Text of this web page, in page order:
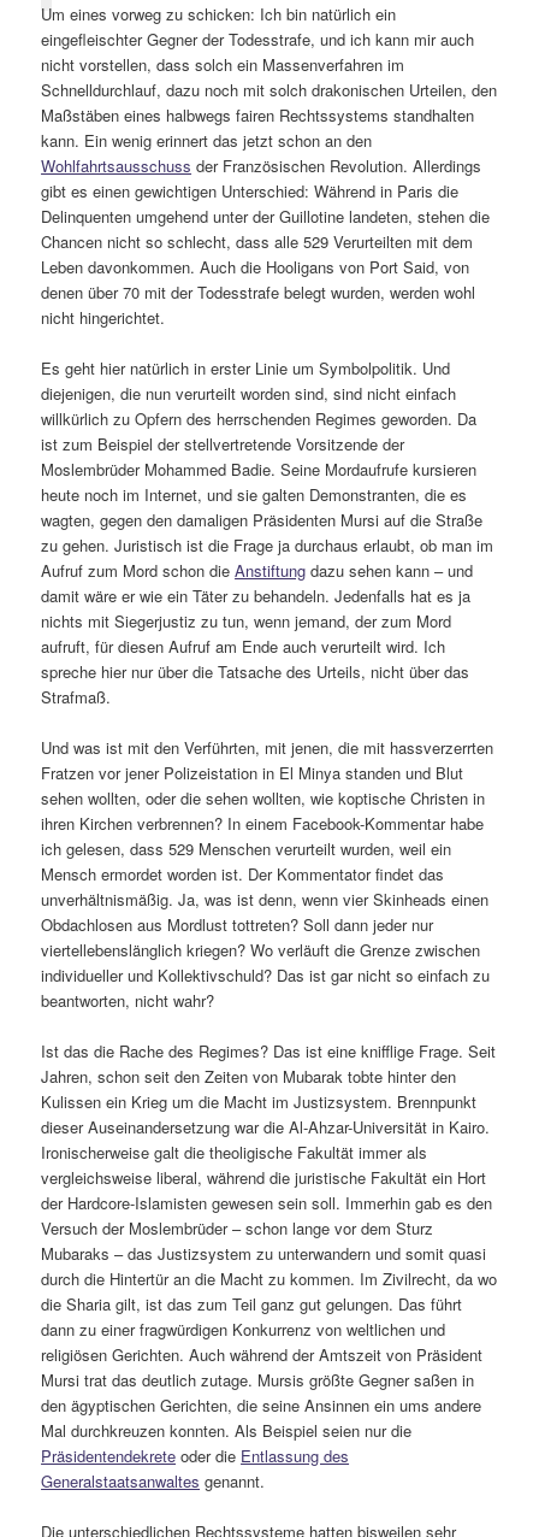
Um eines vorweg zu schicken: Ich bin natürlich ein
eingefleischter Gegner der Todesstrafe, und ich kann mir auch
nicht vorstellen, dass solch ein Massenverfahren im
Schnelldurchlauf, dazu noch mit solch drakonischen Urteilen, den
Maßstäben eines halbwegs fairen Rechtssystems standhalten
kann. Ein wenig erinnert das jetzt schon an den
Wohlfahrtsausschuss der Französischen Revolution. Allerdings
gibt es einen gewichtigen Unterschied: Während in Paris die
Delinquenten umgehend unter der Guillotine landeten, stehen die
Chancen nicht so schlecht, dass alle 529 Verurteilten mit dem
Leben davonkommen. Auch die Hooligans von Port Said, von
denen über 70 mit der Todesstrafe belegt wurden, werden wohl
nicht hingerichtet.
Es geht hier natürlich in erster Linie um Symbolpolitik. Und
diejenigen, die nun verurteilt worden sind, sind nicht einfach
willkürlich zu Opfern des herrschenden Regimes geworden. Da
ist zum Beispiel der stellvertretende Vorsitzende der
Moslembrüder Mohammed Badie. Seine Mordaufrufe kursieren
heute noch im Internet, und sie galten Demonstranten, die es
wagten, gegen den damaligen Präsidenten Mursi auf die Straße
zu gehen. Juristisch ist die Frage ja durchaus erlaubt, ob man im
Aufruf zum Mord schon dieAnstiftung dazu sehen kann – und
damit wäre er wie ein Täter zu behandeln. Jedenfalls hat es ja
nichts mit Siegerjustiz zu tun, wenn jemand, der zum Mord
aufruft, für diesen Aufruf am Ende auch verurteilt wird. Ich
spreche hier nur über die Tatsache des Urteils, nicht über das
Strafmaß.
Und was ist mit den Verführten, mit jenen, die mit hassverzerrten
Fratzen vor jener Polizeistation in El Minya standen und Blut
sehen wollten, oder die sehen wollten, wie koptische Christen in
ihren Kirchen verbrennen? In einem Facebook-Kommentar habe
ich gelesen, dass 529 Menschen verurteilt wurden, weil ein
Mensch ermordet worden ist. Der Kommentator findet das
unverhältnismäßig. Ja, was ist denn, wenn vier Skinheads einen
Obdachlosen aus Mordlust tottreten? Soll dann jeder nur
viertellebenslänglich kriegen? Wo verläuft die Grenze zwischen
individueller und Kollektivschuld? Das ist gar nicht so einfach zu
beantworten, nicht wahr?
Ist das die Rache des Regimes? Das ist eine knifflige Frage. Seit
Jahren, schon seit den Zeiten von Mubarak tobte hinter den
Kulissen ein Krieg um die Macht im Justizsystem. Brennpunkt
dieser Auseinandersetzung war die Al-Ahzar-Universität in Kairo.
Ironischerweise galt die theoligische Fakultät immer als
vergleichsweise liberal, während die juristische Fakultät ein Hort
der Hardcore-Islamisten gewesen sein soll. Immerhin gab es den
Versuch der Moslembrüder – schon lange vor dem Sturz
Mubaraks – das Justizsystem zu unterwandern und somit quasi
durch die Hintertür an die Macht zu kommen. Im Zivilrecht, da wo
die Sharia gilt, ist das zum Teil ganz gut gelungen. Das führt
dann zu einer fragwürdigen Konkurrenz von weltlichen und
religiösen Gerichten. Auch während der Amtszeit von Präsident
Mursi trat das deutlich zutage. Mursis größte Gegner saßen in
den ägyptischen Gerichten, die seine Ansinnen ein ums andere
Mal durchkreuzen konnten. Als Beispiel seien nur die
Präsidentendekrete oder die Entlassung des
Generalstaatsanwaltes genannt.
Die unterschiedlichen Rechtssysteme hatten bisweilen sehr